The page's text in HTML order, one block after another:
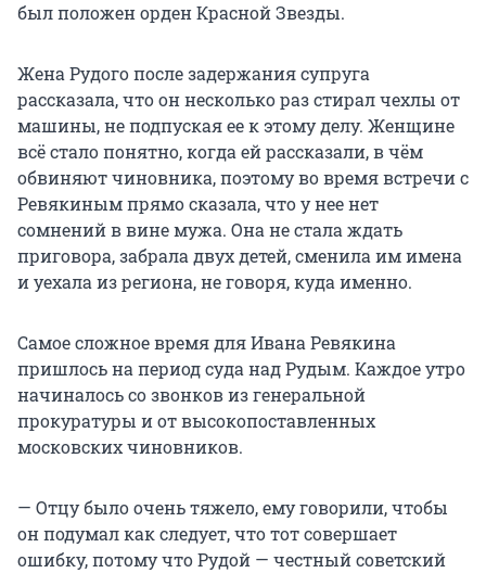
был положен орден Красной Звезды.
Жена Рудого после задержания супруга
рассказала, что он несколько раз стирал чехлы от
машины, не подпуская ее к этому делу. Женщине
всё стало понятно, когда ей рассказали, в чём
обвиняют чиновника, поэтому во время встречи с
Ревякиным прямо сказала, что у нее нет
сомнений в вине мужа. Она не стала ждать
приговора, забрала двух детей, сменила им имена
и уехала из региона, не говоря, куда именно.
Самое сложное время для Ивана Ревякина
пришлось на период суда над Рудым. Каждое утро
начиналось со звонков из генеральной
прокуратуры и от высокопоставленных
московских чиновников.
— Отцу было очень тяжело, ему говорили, чтобы
он подумал как следует, что тот совершает
ошибку, потому что Рудой — честный советский